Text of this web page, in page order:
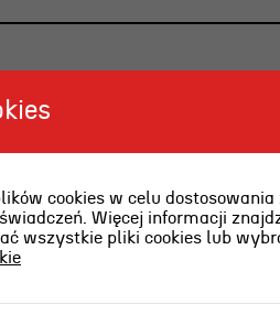
cookies w celu
Więcej informacji
wszystkie pliki cookies lub